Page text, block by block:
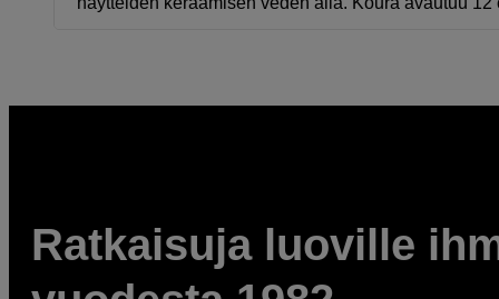
Ratkaisuja luoville